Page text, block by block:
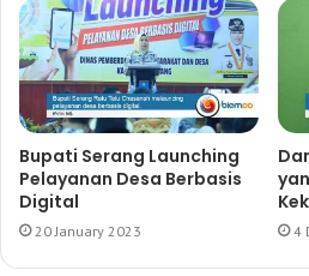
Bupati Serang Launching
Pelayanan Desa Berbasis
Digital
20 January 2023 4